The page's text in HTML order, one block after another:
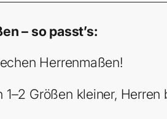
– so passt’s:
Herrenmaßen!
Größen kleiner,